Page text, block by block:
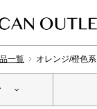
一覧 オレンジ/橙色系